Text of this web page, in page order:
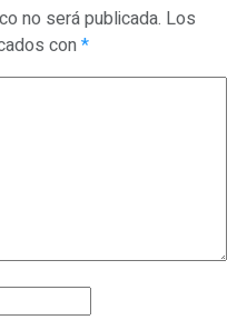
no será publicada. Los
con*